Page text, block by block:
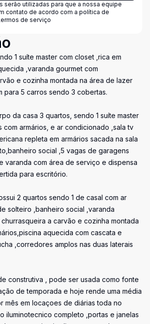
serão utilizadas para que a nossa equipe
contato de acordo com a política de
de serviço
1 suíte master com closet ,rica em
,varanda gourmet com
e cozinha montada na área de lazer
para 5 carros sendo 3 cobertas.
da casa 3 quartos, sendo 1 suíte master
com armários, e ar condicionado ,sala tv
repleta em armários sacada na sala
social ,5 vagas de garagens
varanda com área de serviço e dispensa
para escritório.
2 quartos sendo 1 de casal com ar
solteiro ,banheiro social ,varanda
a carvão e cozinha montada
aquecida com cascata e
,corredores amplos nas duas laterais
construtiva , pode ser usada como fonte
de temporada e hoje rende uma média
mês em locaçoes de diárias toda no
iluminotecnico completo ,portas e janelas